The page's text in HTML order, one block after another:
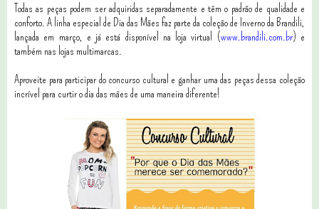
Todas as peças podem ser adquiridas separadamente e têm o padrão de qualidade e
conforto. A linha especial de Dia das Mães faz parte da coleção de Inverno da Brandili,
lançada em março, e já está disponível na loja virtual (www.brandili.com.br) e
também nas lojas multimarcas.
Aproveite para participar do concurso cultural e ganhar uma das peças dessa coleção
incrível para curtir o dia das mães de uma maneira diferente!